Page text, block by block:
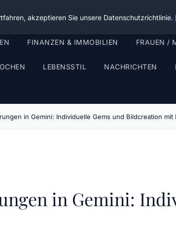
FINANZEN & IMMOBILIEN FRAUEN /
LEBENSSTIL NACHRICHTEN
in Gemini: Individuelle Gems und Bildcreation mit
in Gemini:
akzeptieren Sie unsere Datenschutzrichtlinie.